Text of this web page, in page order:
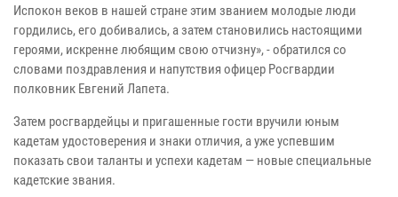
Испокон веков в нашей стране этим званием молодые люди
гордились, его добивались, а затем становились настоящими
героями, искренне любящим свою отчизну», - обратился со
словами поздравления и напутствия офицер Росгвардии
полковник Евгений Лапета.
Затем росгвардейцы и пригашенные гости вручили юным
кадетам удостоверения и знаки отличия, а уже успевшим
показать свои таланты и успехи кадетам — новые специальные
кадетские звания.